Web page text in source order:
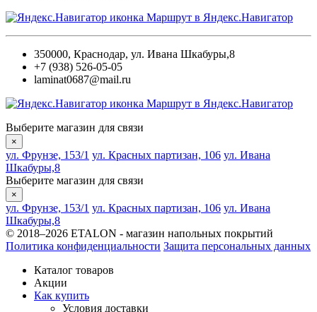
Маршрут в Яндекс.Навигатор
350000, Краснодар, ул. Ивана Шкабуры,8
+7 (938) 526-05-05
laminat0687@mail.ru
Маршрут в Яндекс.Навигатор
Выберите магазин для связи
×
ул. Фрунзе, 153/1 ул. Красных партизан, 106 ул. Ивана
Шкабуры,8
Выберите магазин для связи
×
ул. Фрунзе, 153/1 ул. Красных партизан, 106 ул. Ивана
Шкабуры,8
© 2018–2026 ETALON - магазин напольных покрытий
Политика конфиденциальности Защита персональных данных
Каталог товаров
Акции
Как купить
Условия доставки